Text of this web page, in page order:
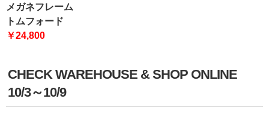
メガネフレーム
トムフォード
￥24,800
CHECK WAREHOUSE & SHOP ONLINE
10/3～10/9